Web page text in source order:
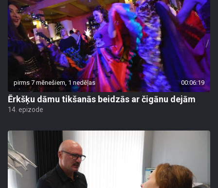
pirms 7 mēnešiem, 1 nedēļas 00:06:19
Ērkšķu dāmu tikšanās beidzās ar čigānu dejām
14. epizode